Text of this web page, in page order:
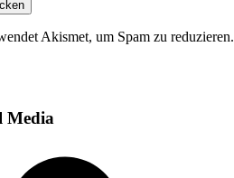
Akismet, um Spam zu reduzieren.
Media